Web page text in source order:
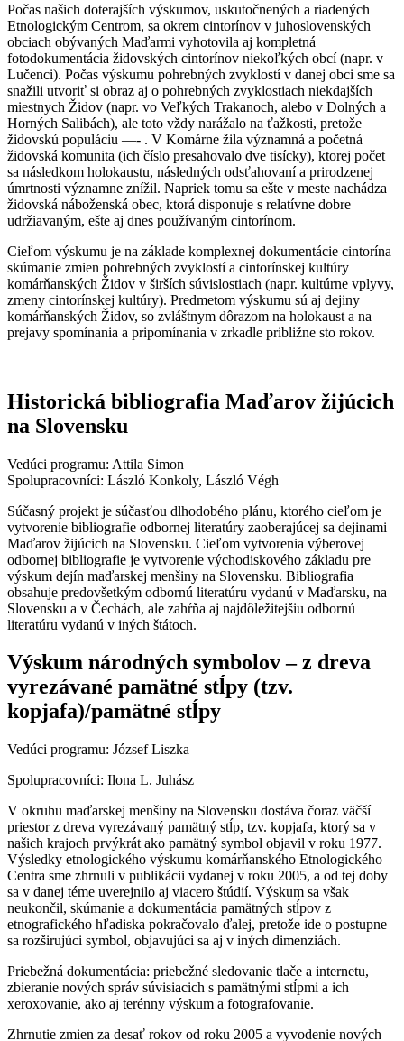
Počas našich doterajších výskumov, uskutočnených a riadených
Etnologickým Centrom, sa okrem cintorínov v juhoslovenských
obciach obývaných Maďarmi vyhotovila aj kompletná
fotodokumentácia židovských cintorínov niekoľkých obcí (napr. v
Lučenci). Počas výskumu pohrebných zvyklostí v danej obci sme sa
snažili utvoriť si obraz aj o pohrebných zvyklostiach niekdajších
miestnych Židov (napr. vo Veľkých Trakanoch, alebo v Dolných a
Horných Salibách), ale toto vždy narážalo na ťažkosti, pretože
židovskú populáciu —- . V Komárne žila významná a početná
židovská komunita (ich číslo presahovalo dve tisícky), ktorej počet
sa následkom holokaustu, následných odsťahovaní a prirodzenej
úmrtnosti významne znížil. Napriek tomu sa ešte v meste nachádza
židovská náboženská obec, ktorá disponuje s relatívne dobre
udržiavaným, ešte aj dnes používaným cintorínom.
Cieľom výskumu je na základe komplexnej dokumentácie cintorína
skúmanie zmien pohrebných zvyklostí a cintorínskej kultúry
komárňanských Židov v širších súvislostiach (napr. kultúrne vplyvy,
zmeny cintorínskej kultúry). Predmetom výskumu sú aj dejiny
komárňanských Židov, so zvláštnym dôrazom na holokaust a na
prejavy spomínania a pripomínania v zrkadle približne sto rokov.
Historická bibliografia Maďarov žijúcich
na Slovensku
Vedúci programu: Attila Simon
Spolupracovníci: László Konkoly, László Végh
Súčasný projekt je súčasťou dlhodobého plánu, ktorého cieľom je
vytvorenie bibliografie odbornej literatúry zaoberajúcej sa dejinami
Maďarov žijúcich na Slovensku. Cieľom vytvorenia výberovej
odbornej bibliografie je vytvorenie východiskového základu pre
výskum dejín maďarskej menšiny na Slovensku. Bibliografia
obsahuje predovšetkým odbornú literatúru vydanú v Maďarsku, na
Slovensku a v Čechách, ale zahŕňa aj najdôležitejšiu odbornú
literatúru vydanú v iných štátoch.
Výskum národných symbolov – z dreva
vyrezávané pamätné stĺpy (tzv.
kopjafa)/pamätné stĺpy
Vedúci programu: József Liszka
Spolupracovníci: Ilona L. Juhász
V okruhu maďarskej menšiny na Slovensku dostáva čoraz väčší
priestor z dreva vyrezávaný pamätný stĺp, tzv. kopjafa, ktorý sa v
našich krajoch prvýkrát ako pamätný symbol objavil v roku 1977.
Výsledky etnologického výskumu komárňanského Etnologického
Centra sme zhrnuli v publikácii vydanej v roku 2005, a od tej doby
sa v danej téme uverejnilo aj viacero štúdií. Výskum sa však
neukončil, skúmanie a dokumentácia pamätných stĺpov z
etnografického hľadiska pokračovalo ďalej, pretože ide o postupne
sa rozširujúci symbol, objavujúci sa aj v iných dimenziách.
Priebežná dokumentácia: priebežné sledovanie tlače a internetu,
zbieranie nových správ súvisiacich s pamätnými stĺpmi a ich
xeroxovanie, ako aj terénny výskum a fotografovanie.
Zhrnutie zmien za desať rokov od roku 2005 a vyvodenie nových